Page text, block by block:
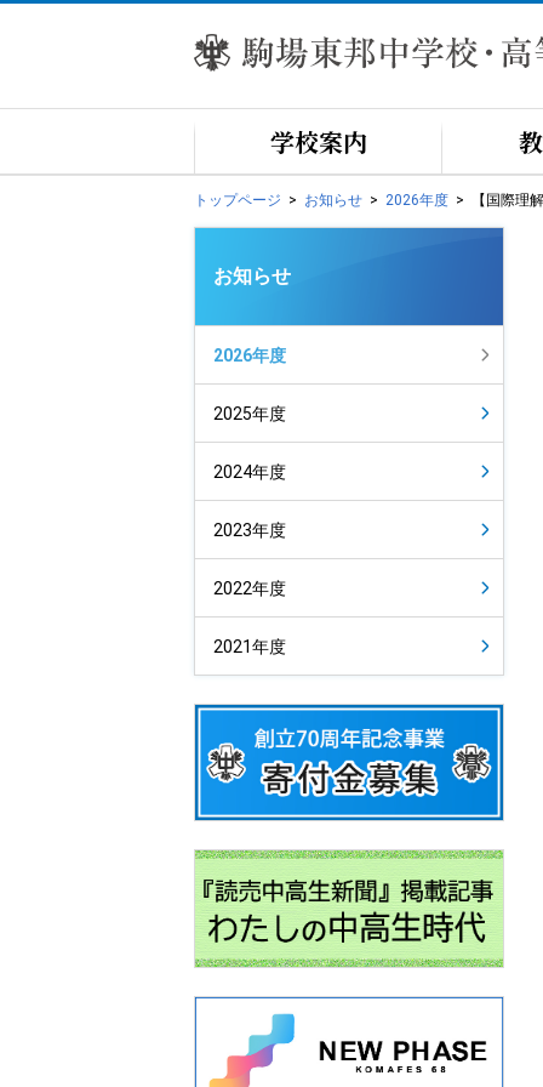
学校案内
トップページ お知らせ 2026年度 【国際理
お知らせ
2026年度
2025年度
2024年度
2023年度
2022年度
2021年度